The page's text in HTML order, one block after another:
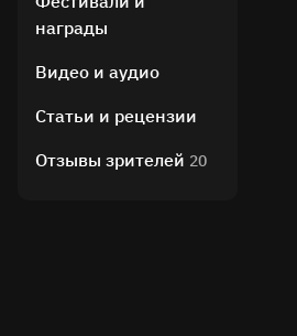
награды
Видео и аудио
Статьи и рецензии
Отзывы зрителей 20